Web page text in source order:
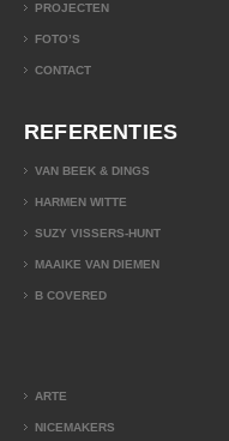
PROJECTEN
FOTO’S
CONTACT
REFERENTIES
VAN BEEK & DINGS
HARMEN WITTE
SUZY VISSERS-HUNT
MAAIKE VAN DIEMEN
B COVERED
ARTE
NICEMAKERS